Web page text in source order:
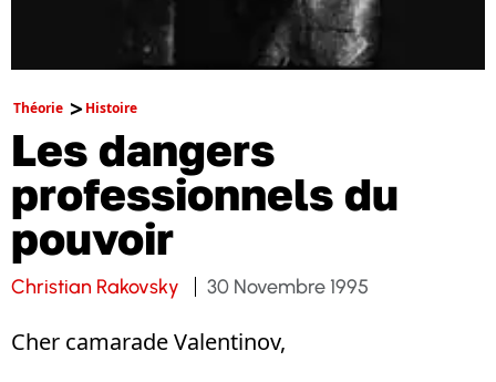
Théorie Histoire
Les dangers
professionnels du
pouvoir
Christian Rakovsky 30 Novembre 1995
Cher camarade Valentinov,